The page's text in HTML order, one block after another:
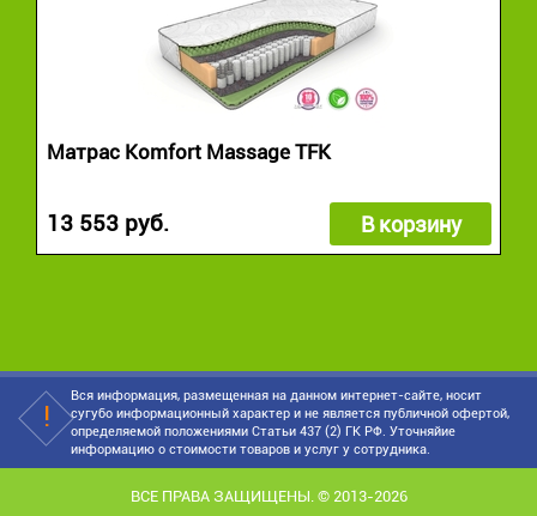
Матрас Komfort Massage TFK
13 553 руб. В корзину
Вся информация, размещенная на данном интернет-сайте, носит
сугубо информационный характер и не является публичной офертой,
определяемой положениями Статьи 437 (2) ГК РФ. Уточняйие
информацию о стоимости товаров и услуг у сотрудника.
ВСЕ ПРАВА ЗАЩИЩЕНЫ. © 2013-2026